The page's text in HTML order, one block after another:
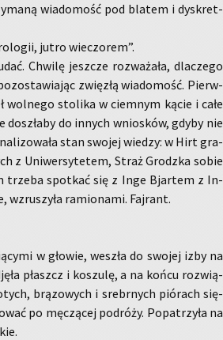
wia­do­mość pod bla­tem i dys­kret­
jutro wie­czo­rem”.
Chwi­lę jesz­cze roz­wa­ża­ła, dla­cze­go
zwię­złą wia­do­mość. Pierw­
wol­ne­go sto­li­ka w ciem­nym kącie i całe
do in­nych wnio­sków, gdyby nie
stan swo­jej wie­dzy: w Hirt gra­
z Uni­wer­sy­te­tem, Straż Grodz­ka sobie
trze­ba spo­tkać się z Inge Bjar­tem z In­
wzru­szy­ła ra­mio­na­mi. Faj­rant.
w gło­wie, we­szła do swo­jej izby na
płaszcz i ko­szu­lę, a na końcu roz­wią­
brą­zo­wych i srebr­nych pió­rach się­
po mę­czą­cej po­dró­ży. Po­pa­trzy­ła na